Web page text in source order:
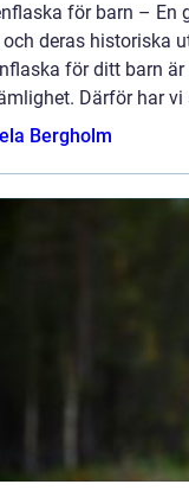
för barn – En
och deras historiska
för ditt barn
Därför har
Bergholm